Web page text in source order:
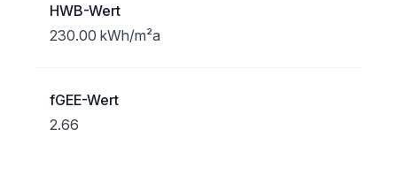
HWB-Wert
230.00 kWh/m²a
fGEE-Wert
2.66